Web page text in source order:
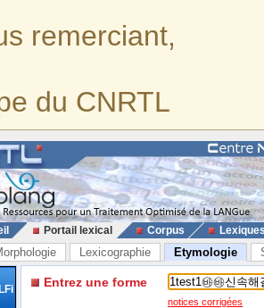
remerciant,
du CNRTL
Portail lexical Corpus
Lexicographie Etymologie
Entrez une forme
notices corrigées